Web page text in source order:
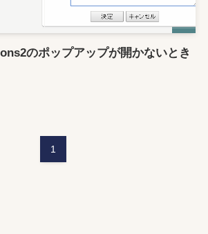
のポップアップが開かないとき
1